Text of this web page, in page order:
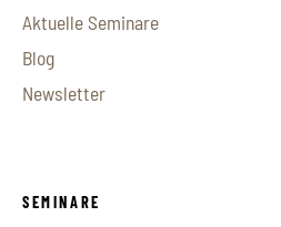
Aktuelle Seminare
Blog
Newsletter
SEMINARE